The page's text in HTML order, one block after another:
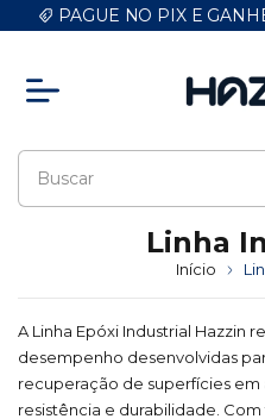
PAGUE NO PIX E
Linha
Início
A Linha Epóxi Industrial Hazzin
desempenho desenvolvidas
recuperação de superfícies
resistência e durabilidade.